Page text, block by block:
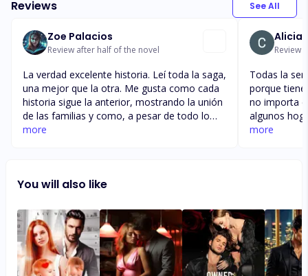
Reviews See All
Zoe Palacios
Review after half of the novel
La verdad excelente historia. Leí toda la saga,
una mejor que la otra. Me gusta como cada
historia sigue la anterior, mostrando la unión
de las familias y como, a pesar de todo lo
vivenciado, siguen unidos apoyándose unos
Ansío seguir las historias de los más
verdad súper recomendable y atrapante.
Súper llevadera la lectura.
more
Alicia
Review
Todas la
porque
no importa
algunos
y su que la
de esa
more
You will also like